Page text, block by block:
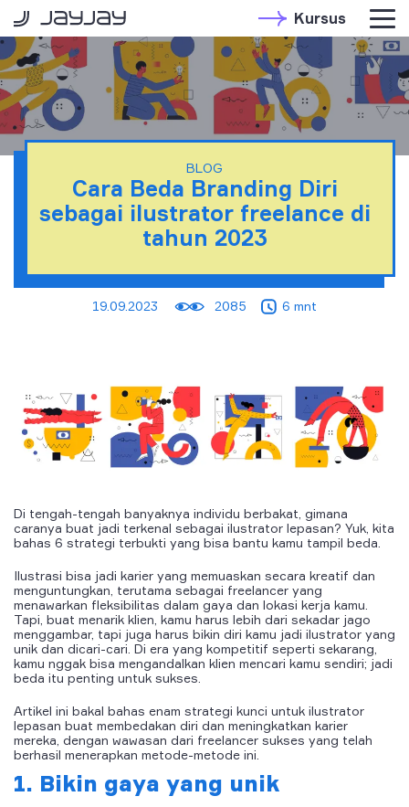
Kursus
BLOG
Cara Beda Branding Diri
sebagai ilustrator freelance di
tahun 2023
19.09.2023 2085 6 mnt
Di tengah-tengah banyaknya individu berbakat, gimana
caranya buat jadi terkenal sebagai ilustrator lepasan? Yuk, kita
bahas 6 strategi terbukti yang bisa bantu kamu tampil beda.
Ilustrasi bisa jadi karier yang memuaskan secara kreatif dan
menguntungkan, terutama sebagai freelancer yang
menawarkan fleksibilitas dalam gaya dan lokasi kerja kamu.
Tapi, buat menarik klien, kamu harus lebih dari sekadar jago
menggambar, tapi juga harus bikin diri kamu jadi ilustrator yang
unik dan dicari-cari. Di era yang kompetitif seperti sekarang,
kamu nggak bisa mengandalkan klien mencari kamu sendiri; jadi
beda itu penting untuk sukses.
Artikel ini bakal bahas enam strategi kunci untuk ilustrator
lepasan buat membedakan diri dan meningkatkan karier
mereka, dengan wawasan dari freelancer sukses yang telah
berhasil menerapkan metode-metode ini.
1. Bikin gaya yang unik